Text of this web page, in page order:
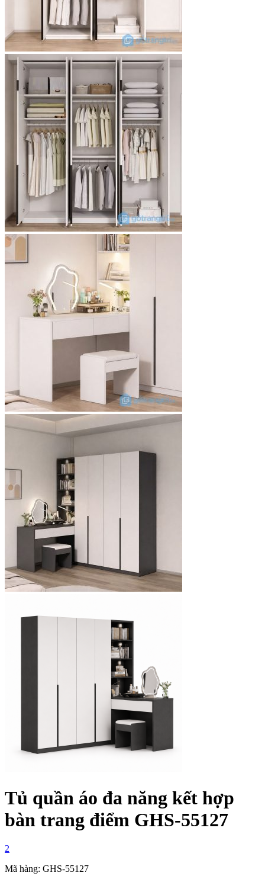
Tủ quần áo đa năng kết hợp
bàn trang điểm GHS-55127
2
Mã hàng: GHS-55127